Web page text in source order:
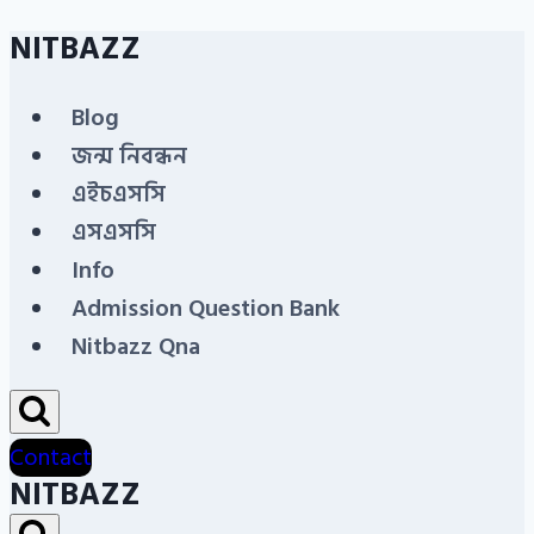
Skip
content
NITBAZZ
Blog
জন্ম নিবন্ধন
এইচএসসি
এসএসসি
Info
Admission Question Bank
Nitbazz Qna
Contact
NITBAZZ